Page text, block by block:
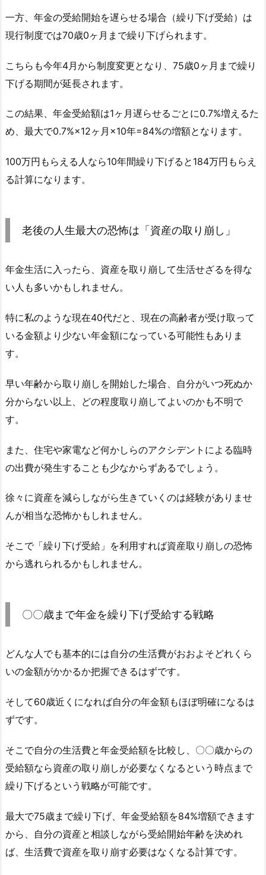
一方、年金の受給開始を遅らせる場合（繰り下げ受給）は
現行制度では70歳0ヶ月まで繰り下げられます。
こちらも今年4月から制度変更となり、75歳0ヶ月まで繰り
下げる期間が延長されます。
この結果、年金受給額は1ヶ月遅らせるごとに0.7%増えるた
め、最大で0.7%×12ヶ月×10年=84%の増額となります。
100万円もらえる人なら10年間繰り下げると184万円もらえ
る計算になります。
老後の人生最大の恐怖は「資産の取り崩し」
年金生活に入ったら、資産を取り崩して生活せざるを得な
い人も多いかもしれません。
特に私のような現在40代だと、現在の高齢者が受け取って
いる金額より少ない年金額になっている可能性もありま
す。
早い年齢から取り崩しを開始した場合、自分がいつ死ぬか
分からない以上、どの程度取り崩してよいのかも不明で
す。
また、住宅や家電など何かしらのアクシデントによる臨時
の出費が発生することも少なからずあるでしょう。
徐々に資産を減らしながら生きていくのは経験がありませ
んが相当な恐怖かもしれません。
そこで「繰り下げ受給」を利用すれば資産取り崩しの恐怖
から逃れられるかもしれません。
〇〇歳まで年金を繰り下げ受給する戦略
どんな人でも基本的には自分の生活費がおおよそどれくら
いの金額がかかるか把握できるはずです。
そして60歳近くになれば自分の年金額もほぼ明確になるは
ずです。
そこで自分の生活費と年金受給額を比較し、〇〇歳からの
受給額なら資産の取り崩しが必要なくなるという時点まで
繰り下げるという戦略が可能です。
最大で75歳まで繰り下げ、年金受給額を84%増額できます
から、自分の資産と相談しながら受給開始年齢を決めれ
ば、生活費で資産を取り崩す必要はなくなる計算です。